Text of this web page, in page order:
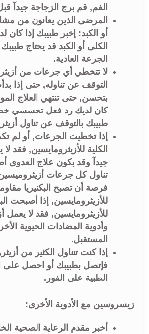
الفم, قم برج الزجاجة جيدآ
المرضى الذين يعانون من
أو الكبد: إخبر طبيبك إذا
الكلى أو الكبد قد يحتاج طبيبك
الجرعة العادية.
لا تتخطي أي جرعات من
التوقف عن تناوله, حتى إذا
بتحسن, حتى تنتهي العلاج
كان لديك رد فعل تحسسي
طبيبك بالتوقف عن تناول
إذا تخطيت الجرعات, أو لم
الكلية للأزيثرومايسين, فقد
جيدآ وقد يكون علاج
تناول كل جرعات
فرصة أن تصبح البكتيريا
للأزيثرومايسين, إذا أصبحت
للأزيثرومايسين, فقد لا يعمل
وأدوية المضادات الحيوية
المستقبل.
إذا كنت تتناول الكثير من
فإتصل بطبيبك أو احصل على
الطبية على الفور.
زيسروسين مع الأدوية الأخرى:
أخبر مقدم الرعاية الصحية